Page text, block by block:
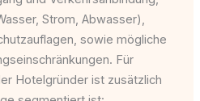
Strom, Abwasser),
sowie mögliche
Für
Hotelgründer ist zusätzlich